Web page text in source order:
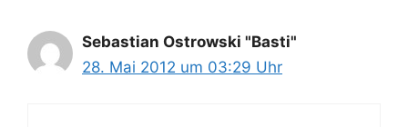
Sebastian Ostrowski "Basti"
28. Mai 2012 um 03:29 Uhr